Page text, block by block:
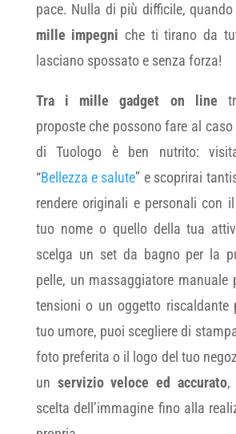
pace. Nulla di più difficile,
mille impegni che ti tirano da
lasciano spossato e senza forza!
Tra i mille gadget on line
proposte che possono fare al
di Tuologo è ben nutrito:
“Bellezza e salute” e scoprirai
rendere originali e personali con
tuo nome o quello della tua
scelga un set da bagno per la
pelle, un massaggiatore manuale
tensioni o un oggetto riscaldante
tuo umore, puoi scegliere di
foto preferita o il logo del tuo
un servizio veloce ed accurato,
scelta dell’immagine fino alla